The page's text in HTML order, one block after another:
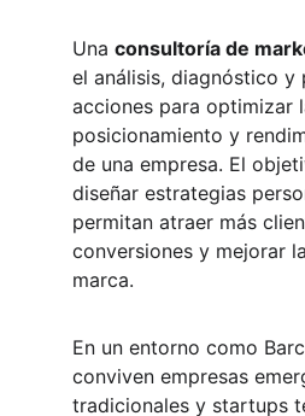
Una consultoría de
el análisis, diagnóstico y
acciones para optimizar
posicionamiento y
de una empresa. El
diseñar estrategias
permitan atraer más
conversiones y mejorar
marca.
En un entorno como
conviven empresas
tradicionales y startups